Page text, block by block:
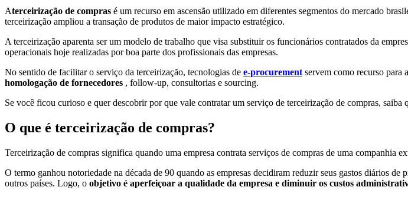
Aterceirização de compras é um recurso em ascensão utilizado em diferentes segmentos do mercado
terceirização ampliou a transação de produtos de maior impacto estratégico.
A terceirização aparenta ser um modelo de trabalho que visa substituir os funcionários contratados da
operacionais hoje realizadas por boa parte dos profissionais das empresas.
No sentido de facilitar o serviço da terceirização, tecnologias de e-procurementservem como recurso para
homologação de fornecedores , follow-up, consultorias e sourcing.
Se você ficou curioso e quer descobrir por que vale contratar um serviço de terceirização de compras,
O que é terceirização de compras?
Terceirização de compras significa quando uma empresa contrata serviços de compras de uma companhia
O termo ganhou notoriedade na década de 90 quando as empresas decidiram reduzir seus gastos diários
outros países. Logo, o objetivo é aperfeiçoar a qualidade da empresa e diminuir os custos